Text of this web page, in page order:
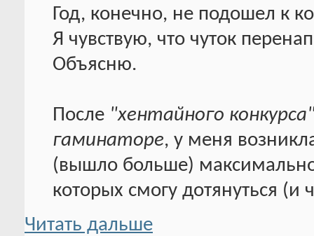
Год, конечно, не подошел к
Я чувствую, что чуток
Объясню.
После "хентайного
гаминаторе, у меня
(вышло больше)
которых смогу дотянуться (и
Читать дальше